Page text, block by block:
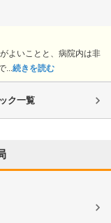
よいことと、病院内は非
続きを読む
ク一覧